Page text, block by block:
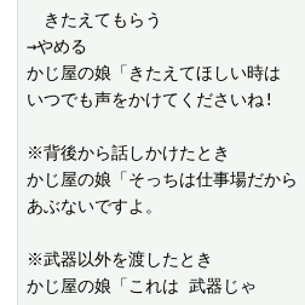
きたえてもらう
→やめる
かじ屋の娘「きたえてほしい時は
いつでも声をかけてくださいね!
※背後から話しかけたとき
かじ屋の娘「そっちは仕事場だから
あぶないですよ。
※武器以外を渡したとき
かじ屋の娘「これは 武器じゃ